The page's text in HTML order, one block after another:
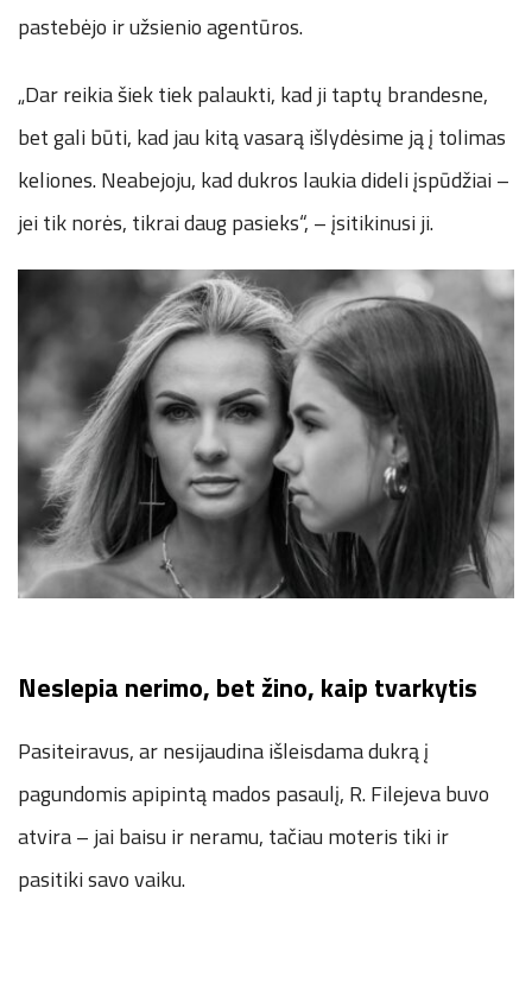
pastebėjo ir užsienio agentūros.
„Dar reikia šiek tiek palaukti, kad ji taptų brandesne,
bet gali būti, kad jau kitą vasarą išlydėsime ją į tolimas
keliones. Neabejoju, kad dukros laukia dideli įspūdžiai –
jei tik norės, tikrai daug pasieks“, – įsitikinusi ji.
Neslepia nerimo, bet žino, kaip tvarkytis
Pasiteiravus, ar nesijaudina išleisdama dukrą į
pagundomis apipintą mados pasaulį, R. Filejeva buvo
atvira – jai baisu ir neramu, tačiau moteris tiki ir
pasitiki savo vaiku.